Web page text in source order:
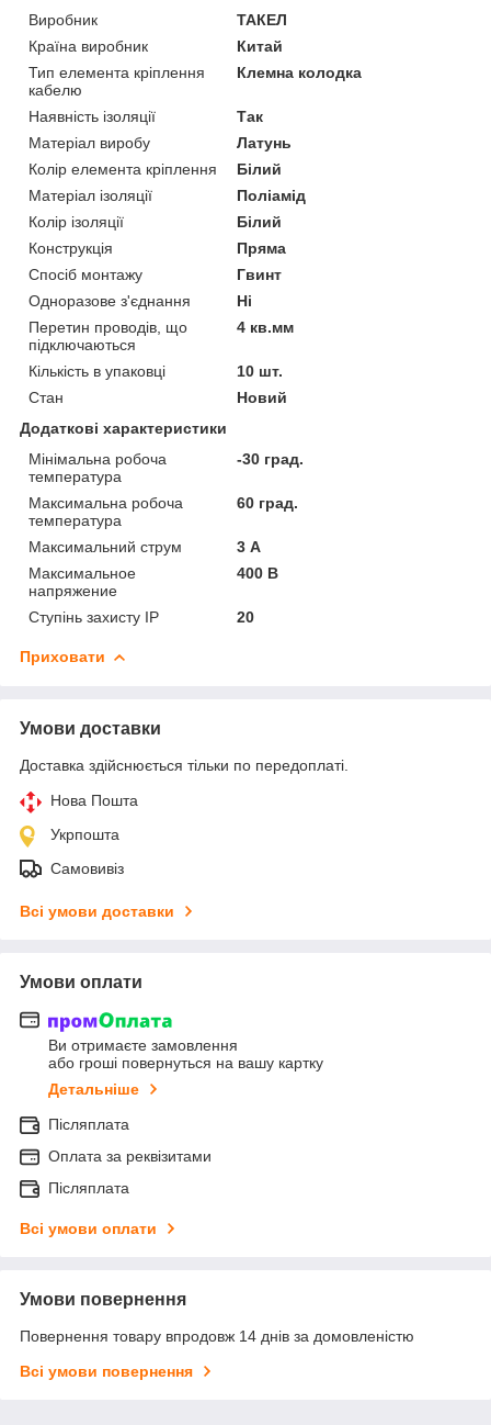
Виробник
ТАКЕЛ
Країна виробник
Китай
Тип елемента кріплення
кабелю
Клемна колодка
Наявність ізоляції
Так
Матеріал виробу
Латунь
Колір елемента кріплення
Білий
Матеріал ізоляції
Поліамід
Колір ізоляції
Білий
Конструкція
Пряма
Спосіб монтажу
Гвинт
Одноразове з'єднання
Ні
Перетин проводів, що
підключаються
4 кв.мм
Кількість в упаковці
10 шт.
Стан
Новий
Додаткові характеристики
Мінімальна робоча
температура
-30 град.
Максимальна робоча
температура
60 град.
Максимальний струм
3 А
Максимальное
напряжение
400 В
Ступінь захисту IP 20
Приховати
Умови доставки
Доставка здійснюється тільки по передоплаті.
Нова Пошта
Укрпошта
Самовивіз
Всі умови доставки
Умови оплати
Ви отримаєте замовлення
або гроші повернуться на вашу картку
Детальніше
Післяплата
Оплата за реквізитами
Післяплата
Всі умови оплати
Умови повернення
Повернення товару впродовж 14 днів за домовленістю
Всі умови повернення